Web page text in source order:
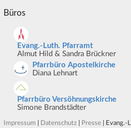
Büros
Evang.-Luth. Pfarramt
Almut Hild & Sandra Brückner
Pfarrbüro Apostelkirche
Diana Lehnart
Pfarrbüro Versöhnungskirche
Simone Brandstädter
Impressum Datenschutz| Presse| Evang.-